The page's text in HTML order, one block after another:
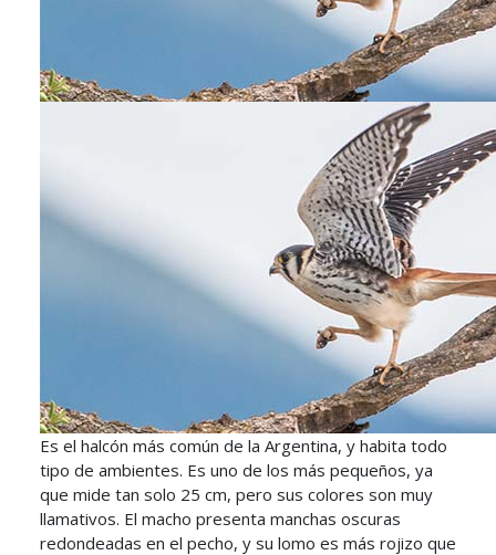
Es el halcón más común de la Argentina, y habita todo
tipo de ambientes. Es uno de los más pequeños, ya
que mide tan solo 25 cm, pero sus colores son muy
llamativos. El macho presenta manchas oscuras
redondeadas en el pecho, y su lomo es más rojizo que